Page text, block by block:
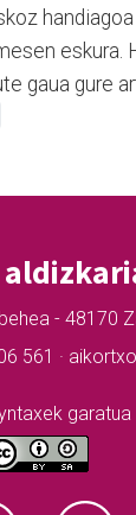
eskura.
gaua gure
- 48170
561 ·
garatua